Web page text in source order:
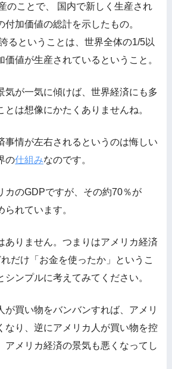
のことで、 国内で新しく生産され
付加価値の総計を示したもの。
るということは、世界全体の1/5以
価値が生産されているということ。
気が一気に傾けば、世界経済にも多
とは想像にかたくありませんね。
事情が左右されるというのは悔しい
の仕組みなのです。
カのGDPですが、その約70％が
られています。
ありません。つまりはアメリカ経済
だけ「お金を使ったか」というこ
シンプルに考えてみてください。
が買い物をバンバンすれば、アメリ
なり、逆にアメリカ人が買い物を控
アメリカ経済の景気も悪くなってし